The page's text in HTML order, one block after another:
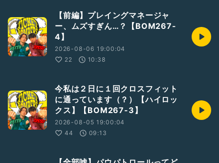
【前編】プレイングマネージャ
ー、ムズすぎん…？【BOM267-
4】
2026-08-06 19:00:04
22
10:38
今私は２日に１回クロスフィット
に通っています（？）【ハイロッ
クス】【BOM267-3】
2026-08-05 19:00:04
44
09:13